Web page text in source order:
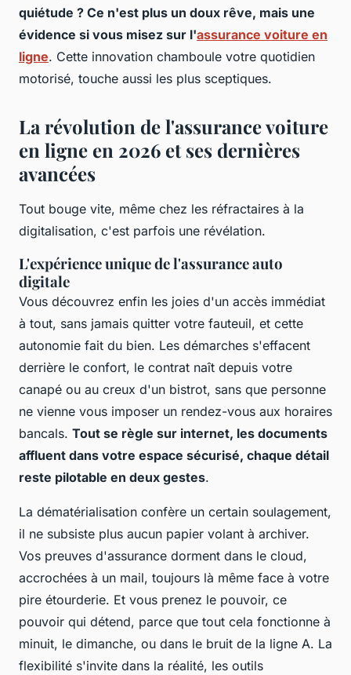
quiétude ? Ce n'est plus un doux rêve, mais une
évidence si vous misez sur l'assurance voiture en
ligne. Cette innovation chamboule votre quotidien
motorisé, touche aussi les plus sceptiques.
La révolution de l'assurance voiture
en ligne en 2026 et ses dernières
avancées
Tout bouge vite, même chez les réfractaires à la
digitalisation, c'est parfois une révélation.
L'expérience unique de l'assurance auto
digitale
Vous découvrez enfin les joies d'un accès immédiat
à tout, sans jamais quitter votre fauteuil, et cette
autonomie fait du bien. Les démarches s'effacent
derrière le confort, le contrat naît depuis votre
canapé ou au creux d'un bistrot, sans que personne
ne vienne vous imposer un rendez-vous aux horaires
bancals. Tout se règle sur internet, les documents
affluent dans votre espace sécurisé, chaque détail
reste pilotable en deux gestes.
La dématérialisation confère un certain soulagement,
il ne subsiste plus aucun papier volant à archiver.
Vos preuves d'assurance dorment dans le cloud,
accrochées à un mail, toujours là même face à votre
pire étourderie. Et vous prenez le pouvoir, ce
pouvoir qui détend, parce que tout cela fonctionne à
minuit, le dimanche, ou dans le bruit de la ligne A. La
flexibilité s'invite dans la réalité, les outils